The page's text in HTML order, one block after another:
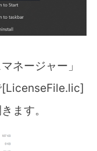
ネージャー」
[LicenseFile.lic]
ます。